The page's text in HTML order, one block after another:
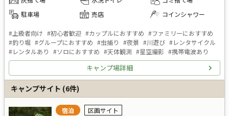
駐車場
売店 コインシャワー
# 上級者向け #初心者歓迎 #カップルにおすすめ #ファミリーにおすすめ
#釣り堀 #グループにおすすめ #虫捕り #夜景 #川遊び #レンタサイクル
#レンタルあり #ソロにおすすめ #天体観測 #星空撮影 #携帯電波あり
キャンプ場詳細
キャンプサイト (6件)
宿泊 区画サイト